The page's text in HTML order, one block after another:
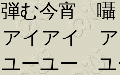
む今宵 囁
イアイ ア
ーユー ユ